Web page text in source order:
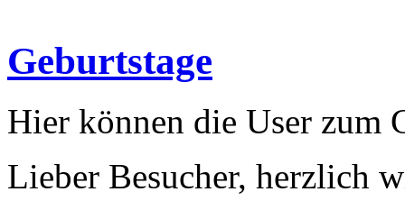
Geburtstage
Hier können die User zum
Lieber Besucher, herzlich